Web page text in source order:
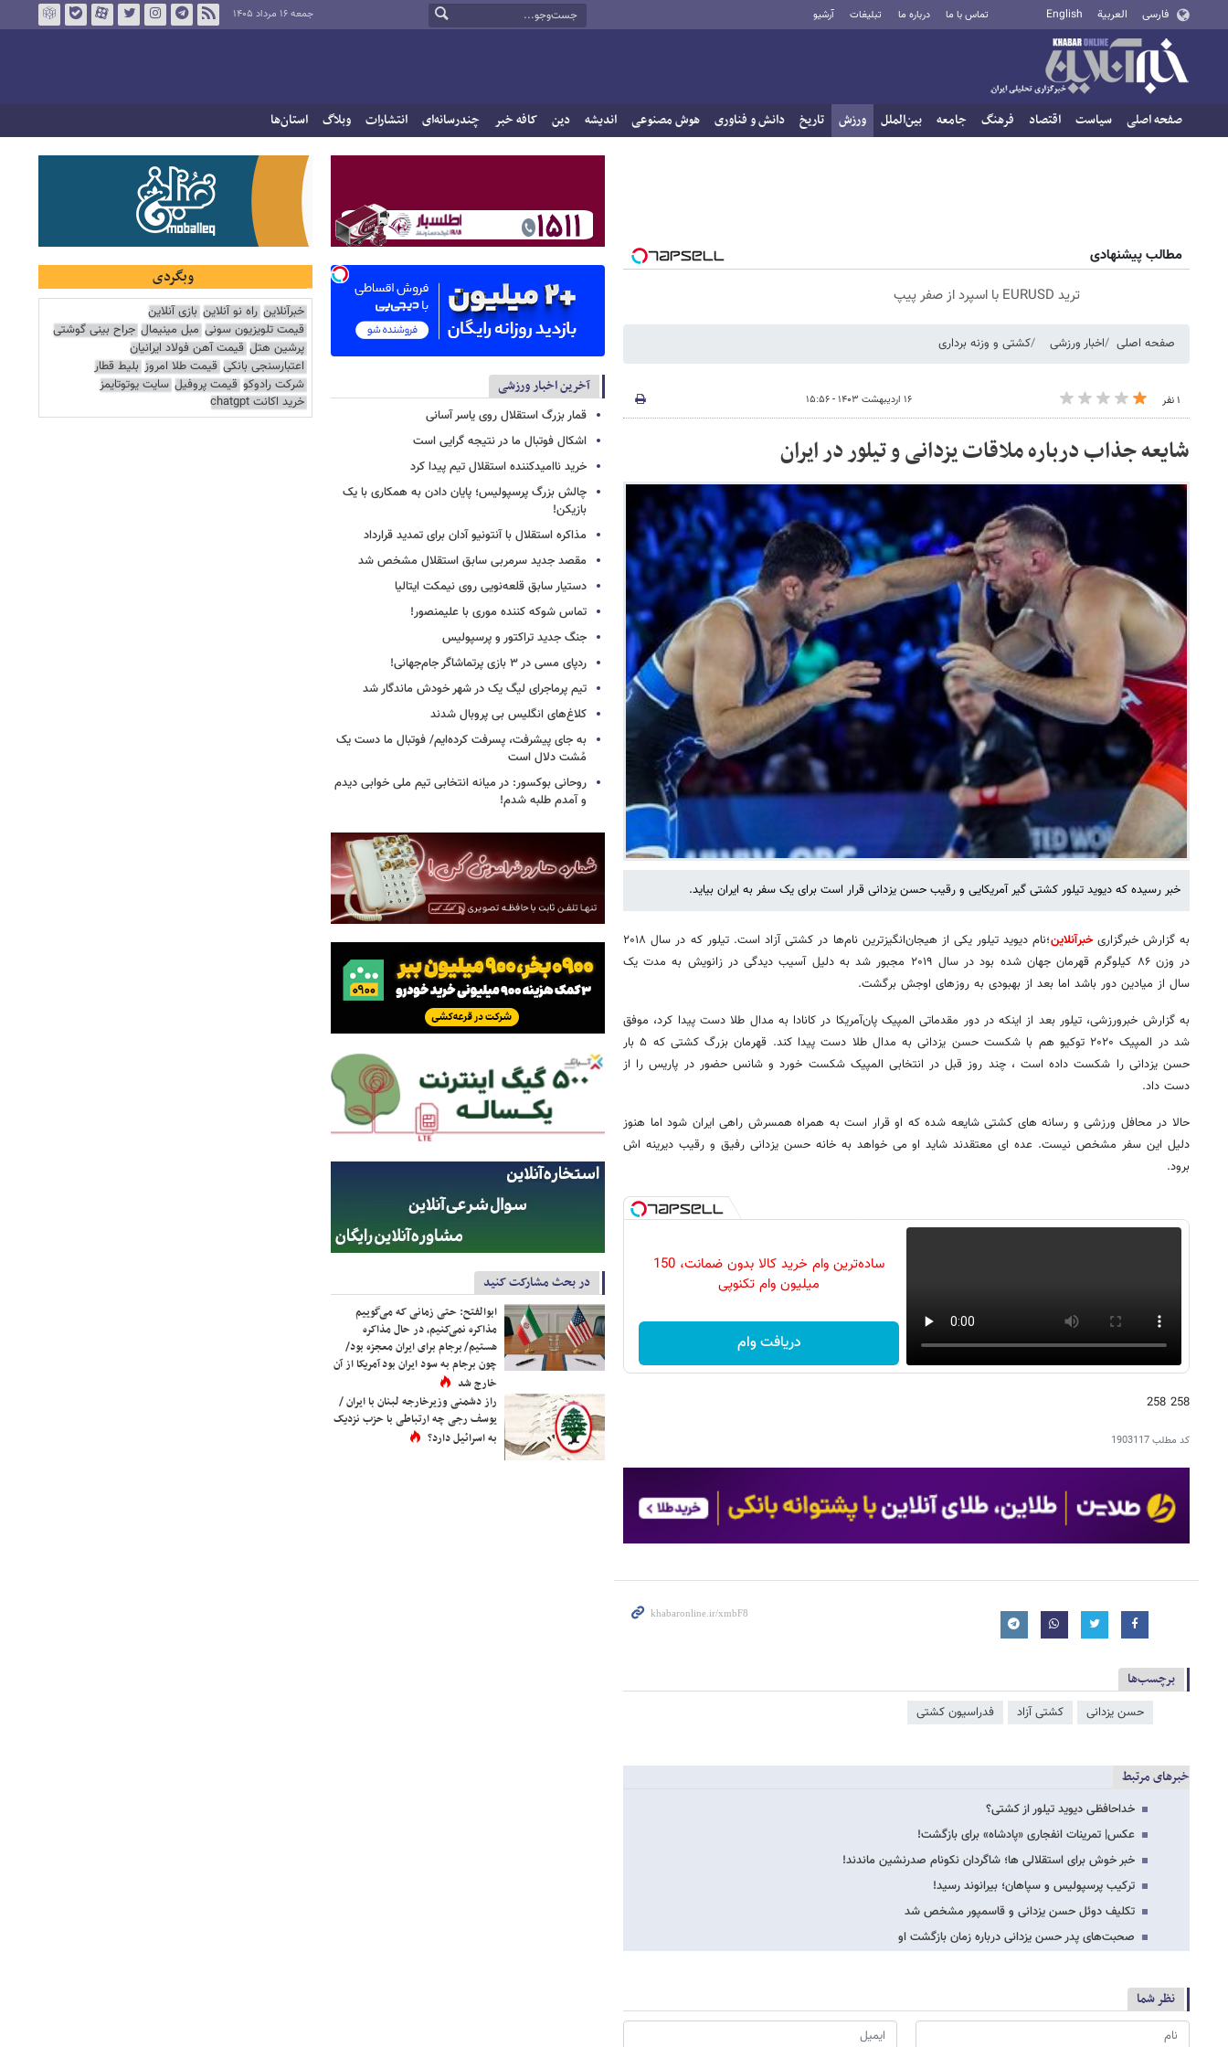
فارسی العربية English تماس با ما درباره ما تبلیغات آرشیو جمعه ۱۶ مرداد ۱۴۰۵
صفحه اصلی سیاست اقتصاد فرهنگ جامعه بین‌الملل ورزش تاریخ دانش و فناوری هوش مصنوعی اندیشه دین کافه خبر چندرسانه‌ای انتشارات وبلاگ استان‌ها
مطالب پیشنهادی
ترید EURUSD با اسپرد از صفر پیپ
صفحه اصلی اخبار ورزشی کشتی و وزنه‌ برداری
۱ نفر ۱۶ اردیبهشت ۱۴۰۳ - ۱۵:۵۶
شایعه جذاب درباره ملاقات یزدانی و تیلور در ایران
خبر رسیده که دیوید تیلور کشتی گیر آمریکایی و رقیب حسن یزدانی قرار است برای یک سفر به ایران بیاید.
به گزارش خبرگزاریخبرآنلاین
؛نام دیوید تیلور یکی از هیجان‌انگیزترین نام‌ها در کشتی آزاد است. تیلور که در سال ۲۰۱۸
در وزن ۸۶ کیلوگرم قهرمان جهان شده بود در سال ۲۰۱۹ مجبور شد به دلیل آسیب دیدگی در زانویش به مدت یک
سال از میادین دور باشد اما بعد از بهبودی به روزهای اوجش برگشت.
به گزارش خبرورزشی، تیلور بعد از اینکه در دور مقدماتی المپیک پان‌آمریکا در کانادا به مدال طلا دست پیدا کرد، موفق
شد در المپیک ۲۰۲۰ توکیو هم با شکست حسن یزدانی به مدال طلا دست پیدا کند. قهرمان بزرگ کشتی که ۵ بار
حسن یزدانی را شکست داده است ، چند روز قبل در انتخابی المپیک شکست خورد و شانس حضور در پاریس را از
دست داد.
حالا در محافل ورزشی و رسانه های کشتی شایعه شده که او قرار است به همراه همسرش راهی ایران شود اما هنوز
دلیل این سفر مشخص نیست. عده ای معتقدند شاید او می خواهد به خانه حسن یزدانی رفیق و رقیب دیرینه اش
برود.
ساده‌ترین وام خرید کالا بدون ضمانت، 150
میلیون وام تکنوپی
دریافت وام
258 258
کد مطلب1903117
برچسب‌ها
حسن یزدانی کشتی آزاد فدراسیون کشتی
خبرهای مرتبط
خداحافظی دیوید تیلور از کشتی؟
عکس‌| تمرینات انفجاری «پادشاه» برای بازگشت!
خبر خوش برای استقلالی ها؛ شاگردان نکونام صدرنشین ماندند!
ترکیب پرسپولیس و سپاهان؛ بیرانوند رسید!
تکلیف دوئل حسن یزدانی و قاسمپور مشخص شد
صحبت‌های پدر حسن یزدانی درباره زمان بازگشت او
نظر شما
آخرین اخبار ورزشی
قمار بزرگ استقلال روی یاسر آسانی
اشکال فوتبال ما در نتیجه گرایی است
خرید ناامیدکننده استقلال تیم پیدا کرد
چالش بزرگ پرسپولیس؛ پایان دادن به همکاری با یک
بازیکن!
مذاکره استقلال با آنتونیو آدان برای تمدید قرارداد
مقصد جدید سرمربی سابق استقلال مشخص شد
دستیار سابق قلعه‌نویی روی نیمکت ایتالیا
تماس شوکه کننده موری با علیمنصور!
جنگ جدید تراکتور و پرسپولیس
ردپای مسی در ۳ بازی پرتماشاگر جام‌جهانی!
تیم پرماجرای لیگ یک در شهر خودش ماندگار شد
کلاغ‌های انگلیس بی پروبال شدند
به جای پیشرفت، پسرفت کرده‌ایم/ فوتبال ما دست یک
مُشت دلال است
روحانی بوکسور: در میانه انتخابی تیم ملی خوابی دیدم
و آمدم طلبه شدم!
در بحث مشارکت کنید
ابوالفتح: حتی زمانی که می‌گوییم
مذاکره نمی‌کنیم، در حال مذاکره
هستیم/ برجام برای ایران معجزه بود/
چون برجام به سود ایران بود آمریکا از آن
خارج شد
راز دشمنی وزیرخارجه لبنان با ایران /
یوسف رجی چه ارتباطی با حزب نزدیک
به اسرائیل دارد؟
وبگردی
خبرآنلاین راه نو آنلاین بازی آنلاین
قیمت تلویزیون سونی مبل مینیمال جراح بینی گوشتی
پرشین هتل قیمت آهن فولاد ایرانیان
اعتبارسنجی بانکی قیمت طلا امروز بلیط قطار
شرکت رادوکو قیمت پروفیل سایت یوتوتایمز
خرید اکانت chatgpt